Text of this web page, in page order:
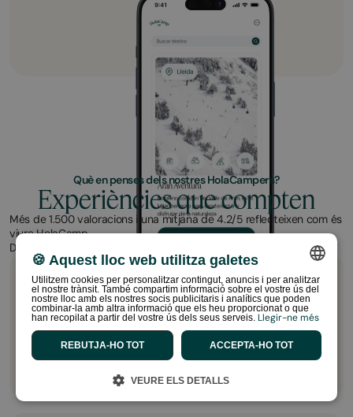
Què en penses dels nostres HolaCampers?
Experiències que compten
Més de 1.500 valoracions i una mitjana de 4.2/5 reflecteixen com és
viure HolaCamp.
Descobreix què diuen els que ja han format part de l'aventura!
“Instal·lacions espectaculars”
Té molt d'encant, les espectaculars instal·lacions, l'habitació
súper acollidora i el menjar molt deliciós. Definitivament 10.
Mònica
HolaCamp Sitges Garrofer
SPANISH
ENGLISH
CATALAN
PORTUGUESE
🍪 Aquest lloc web utilitza galetes
Utilitzem cookies per personalitzar contingut, anuncis i per analitzar
el nostre trànsit. També compartim informació sobre el vostre ús del
nostre lloc amb els nostres socis publicitaris i analítics que poden
combinar-la amb altra informació que els heu proporcionat o que
han recopilat a partir del vostre ús dels seus serveis. Llegir-ne més
ACCEPTA-HO TOT
REBUTJA-HO TOT
VEURE ELS DETALLS